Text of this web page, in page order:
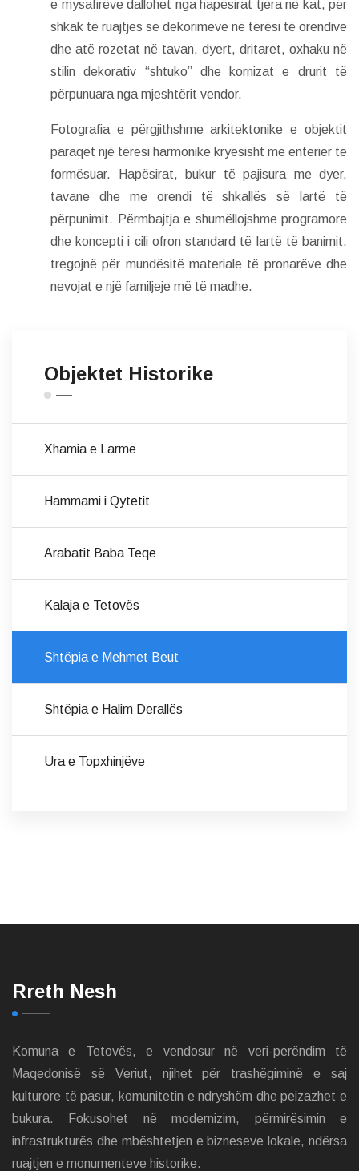
e mysafirëve dallohet nga hapësirat tjera në kat, për
shkak të ruajtjes së dekorimeve në tërësi të orendive
dhe atë rozetat në tavan, dyert, dritaret, oxhaku në
stilin dekorativ “shtuko” dhe kornizat e drurit të
përpunuara nga mjeshtërit vendor.
Fotografia e përgjithshme arkitektonike e objektit
paraqet një tërësi harmonike kryesisht me enterier të
formësuar. Hapësirat, bukur të pajisura me dyer,
tavane dhe me orendi të shkallës së lartë të
përpunimit. Përmbajtja e shumëllojshme programore
dhe koncepti i cili ofron standard të lartë të banimit,
tregojnë për mundësitë materiale të pronarëve dhe
nevojat e një familjeje më të madhe.
Objektet Historike
Xhamia e Larme
Hammami i Qytetit
Arabatit Baba Teqe
Kalaja e Tetovës
Shtëpia e Mehmet Beut
Shtëpia e Halim Derallës
Ura e Topxhinjëve
Rreth Nesh
Komuna e Tetovës, e vendosur në veri-perëndim të
Maqedonisë së Veriut, njihet për trashëgiminë e saj
kulturore të pasur, komunitetin e ndryshëm dhe peizazhet e
bukura. Fokusohet në modernizim, përmirësimin e
infrastrukturës dhe mbështetjen e bizneseve lokale, ndërsa
ruajtjen e monumenteve historike.